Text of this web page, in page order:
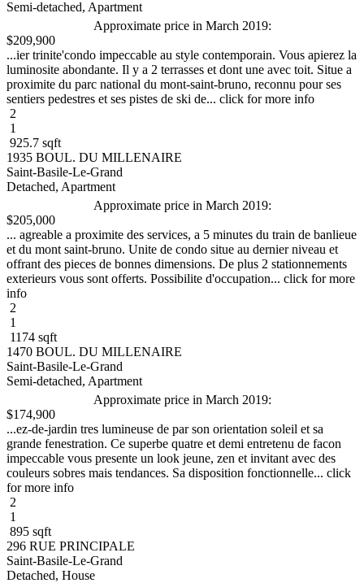
Semi-detached, Apartment
Approximate price in March 2019:
$209,900
...ier trinite'condo impeccable au style contemporain. Vous apierez la
luminosite abondante. Il y a 2 terrasses et dont une avec toit. Situe a
proximite du parc national du mont-saint-bruno, reconnu pour ses
sentiers pedestres et ses pistes de ski de... click for more info
2
1
925.7 sqft
1935 BOUL. DU MILLENAIRE
Saint-Basile-Le-Grand
Detached, Apartment
Approximate price in March 2019:
$205,000
... agreable a proximite des services, a 5 minutes du train de banlieue
et du mont saint-bruno. Unite de condo situe au dernier niveau et
offrant des pieces de bonnes dimensions. De plus 2 stationnements
exterieurs vous sont offerts. Possibilite d'occupation... click for more
info
2
1
1174 sqft
1470 BOUL. DU MILLENAIRE
Saint-Basile-Le-Grand
Semi-detached, Apartment
Approximate price in March 2019:
$174,900
...ez-de-jardin tres lumineuse de par son orientation soleil et sa
grande fenestration. Ce superbe quatre et demi entretenu de facon
impeccable vous presente un look jeune, zen et invitant avec des
couleurs sobres mais tendances. Sa disposition fonctionnelle... click
for more info
2
1
895 sqft
296 RUE PRINCIPALE
Saint-Basile-Le-Grand
Detached, House